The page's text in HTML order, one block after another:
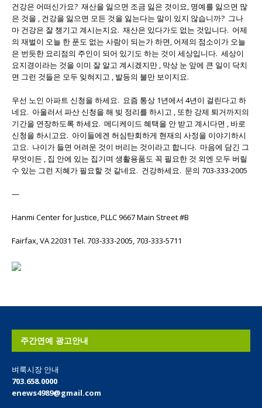
건강은 어떠신가요? 재산을 잃으면 조금 잃은 것이요, 명예를 잃으면 많
은 것을 , 건강을 잃으면 모든 것을 잃는다는 말이 있지 않습니까? 그나
마 건강은 잘 챙기고 계시는지요. 재산은 있다가도 없는 것입니다. 어제
의 재벌이 오늘 한 푼도 없는 사람이 되는가 하면, 어제의 점소이가 오늘
은 번듯한 요리점의 주인이 되어 있기도 하는 것이 세상입니다. 세상이
요지경이라는 것을 이미 잘 알고 계시겠지만 , 막상 눈 앞에 큰 일이 닥치
면 그런 것들은 모두 잊혀지고 , 발등의 불만 보이지요.
우선 노인 아파트 신청을 하세요. 요즘 통상 1년에서 4년이 걸린다고 하
네요. 아울러서 파산 신청을 해 빚 정리를 하시고 , 또한 강제 퇴거까지의
기간을 연장하도록 하세요. 메디케이드 혜택을 안 받고 계시다면 , 바로
신청을 하시고요. 아이들에겐 허심탄회하게 현재의 사정을 이야기하시
고요. 나이가 들면 어려운 것이 버리는 것이라고 합니다. 마음에 담긴 그
무엇이든 , 집 안에 있는 집기며 생활용품도 꼭 필요한 것 외엔 모두 버릴
수 있는 그런 지혜가 필요할 것 같네요. 건강하세요. 문의 703-333-2005
—
Hanmi Center for Justice, PLLC 9667 Main Street #B
Fairfax, VA 22031 Tel. 703-333-2005, 703-333-5711
주간연예 광고안내
벼룩시장 안내
703.658.0000
enews4989@gmail.com